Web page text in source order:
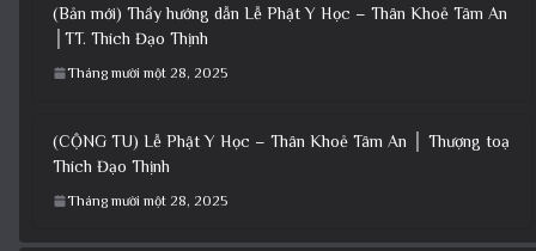
(Bản mới) Thầy hướng dẫn Lễ Phật Y Học – Thân Khoẻ Tâm An
│TT. Thích Đạo Thịnh
Tháng mười một 28, 2025
(CỘNG TU) Lễ Phật Y Học – Thân Khoẻ Tâm An │ Thượng toạ
Thích Đạo Thịnh
Tháng mười một 28, 2025